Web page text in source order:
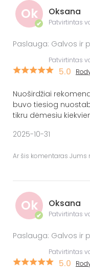
Ok
✔
Oksana
Patvirtintas
Paslauga: Galvos ir
Patvirtintas
5.0
Nuoširdžiai
buvo tiesiog
tikru dėmesiu
2025-10-31
Ar šis komentaras Jums
Ok
✔
Oksana
Patvirtintas
Paslauga: Galvos ir
Patvirtintas
5.0